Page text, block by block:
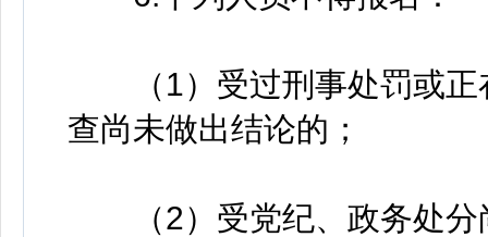
（1）受过刑事处罚或正
查尚未做出结论的；
（2）受党纪、政务处分